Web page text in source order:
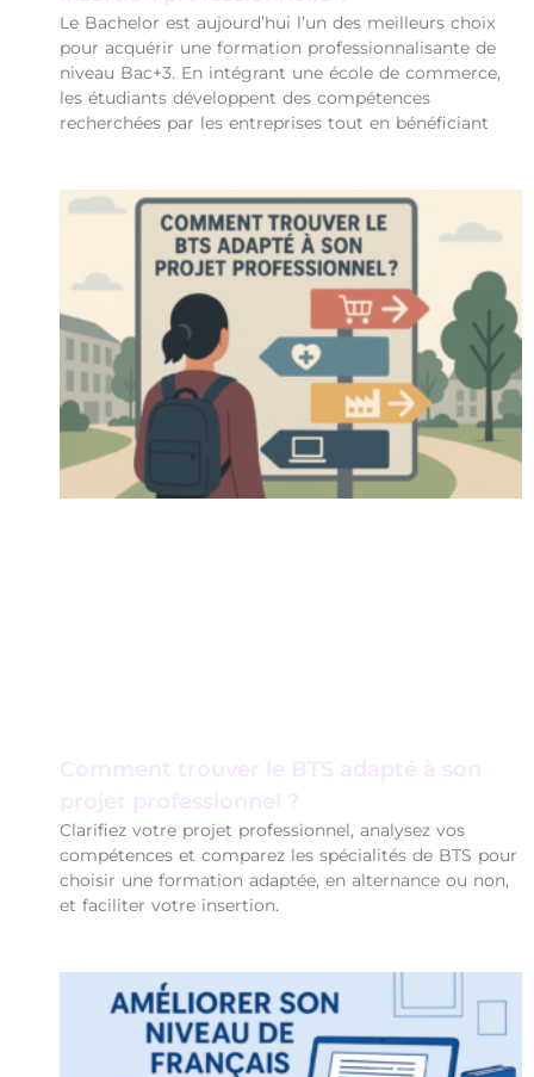
Le Bachelor est aujourd’hui l’un des meilleurs choix
pour acquérir une formation professionnalisante de
niveau Bac+3. En intégrant une école de commerce,
les étudiants développent des compétences
recherchées par les entreprises tout en bénéficiant
Comment trouver le BTS adapté à son
projet professionnel ?
Clarifiez votre projet professionnel, analysez vos
compétences et comparez les spécialités de BTS pour
choisir une formation adaptée, en alternance ou non,
et faciliter votre insertion.